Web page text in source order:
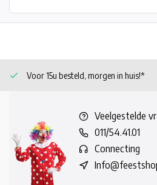
Voor 15u besteld, morgen in huis!*
Veelgestelde
011/54.41.01
Connecting